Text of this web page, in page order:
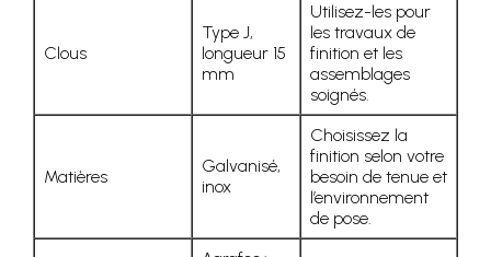
Clous
Type J,
longueur 15
mm
Utilisez-les pour
les travaux de
finition et les
assemblages
soignés.
Matières
Galvanisé,
inox
Choisissez la
finition selon votre
besoin de tenue et
l’environnement
de pose.